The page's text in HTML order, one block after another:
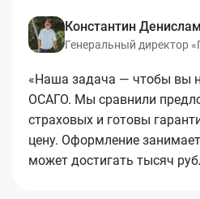
Константин
Генеральный директор
«Наша задача — чтобы вы
ОСАГО. Мы сравнили
страховых и готовы
цену. Оформление
может достигать тысяч